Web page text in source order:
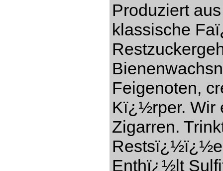
Produziert
klassische
Feigenoten,
Kï¿½rper. Wir
Zigarren.
Restsï¿½ï¿½e
Enthï¿½lt